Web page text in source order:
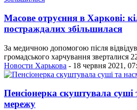
Масове отруєння в Харкові:
постраждалих збільшилася
За медичною допомогою після
громадського харчування зверталися
Новости Харькова - 18 червня 2021,
Пенсіонерка скуштувала
мережу